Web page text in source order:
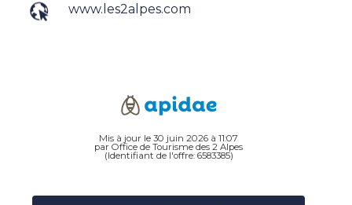
www.les2alpes.com
Mis à jour le 30 juin 2026 à 11:07
par Office de Tourisme des 2 Alpes
(Identifiant de l'offre: 6583385)